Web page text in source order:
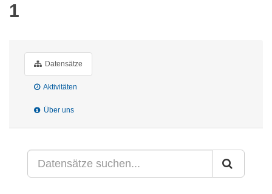
1
Datensätze
Aktivitäten
Über uns